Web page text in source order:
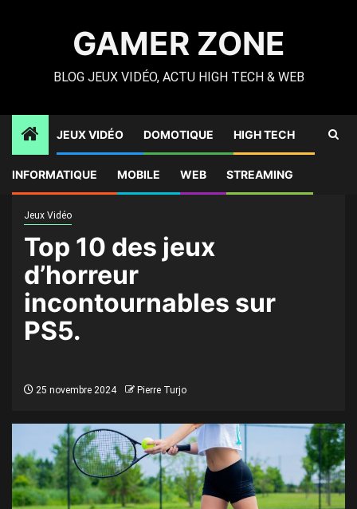
GAMER ZONE
BLOG JEUX VIDÉO, ACTU HIGH TECH & WEB
JEUX VIDÉO DOMOTIQUE HIGH TECH
INFORMATIQUE MOBILE WEB STREAMING
incontournables sur PS5.
Jeux Vidéo
Top 10 des jeux
d’horreur
incontournables sur
PS5.
25 novembre 2024 Pierre Turjo